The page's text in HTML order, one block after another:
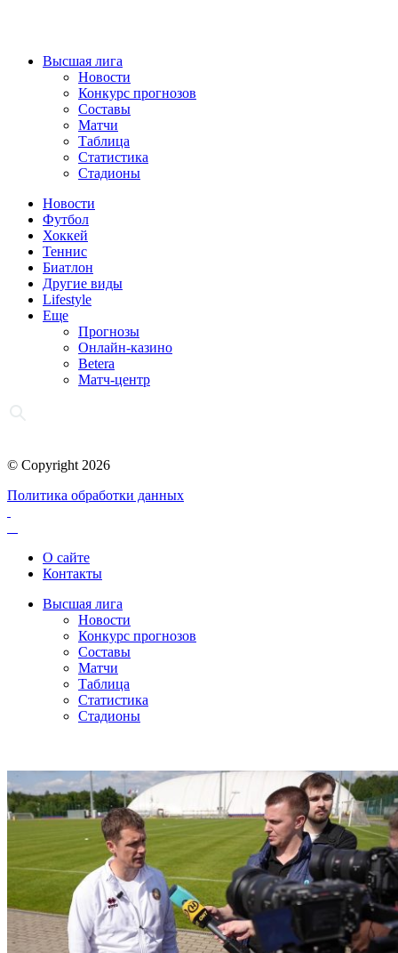
Высшая лига
Новости
Конкурс прогнозов
Составы
Матчи
Таблица
Статистика
Стадионы
Новости
Футбол
Хоккей
Теннис
Биатлон
Другие виды
Lifestyle
Еще
Прогнозы
Онлайн-казино
Betera
Матч-центр
© Copyright 2026
Политика обработки данных
О сайте
Контакты
Высшая лига
Новости
Конкурс прогнозов
Составы
Матчи
Таблица
Статистика
Стадионы